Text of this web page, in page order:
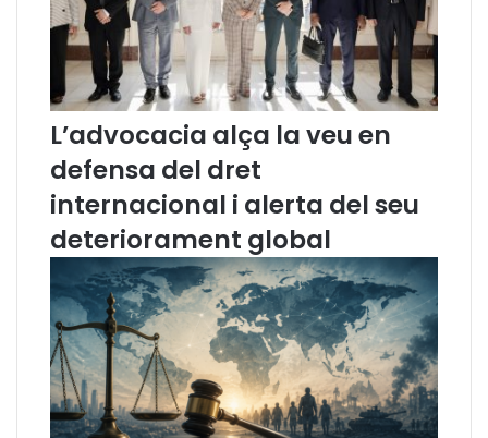
u
t
l
e
t
d
e
n
o
c
i
e
s
d
e
“
A
r
a
n
è
c
c
i
t
à
d
e
C
L’advocacia alça la veu en
defensa del dret
internacional i alerta del seu
deteriorament global